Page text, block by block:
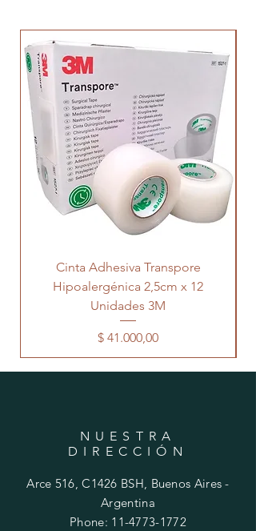
Cinta Adhesiva Transpore
Hipoalergénica 2,5cm x 12
Unidades 3M
Precio
$ 41.000,00
NUESTRA
DIRECCIÓN
Arce 516, C1426 BSH, Buenos Aires -
Argentina
Phone: 11-4773-1772